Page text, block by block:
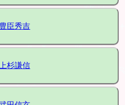
豊臣秀吉
上杉謙信